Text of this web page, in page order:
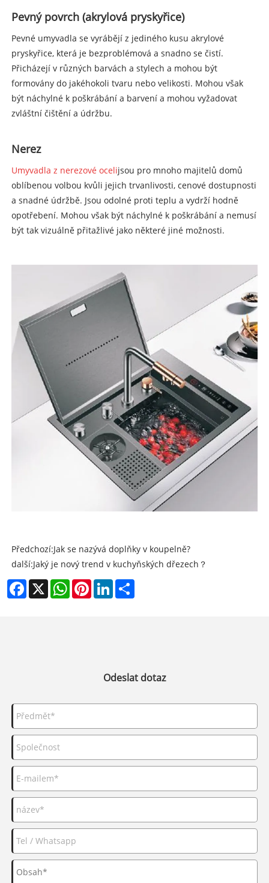
Pevný povrch (akrylová pryskyřice)
Pevné umyvadla se vyrábějí z jediného kusu akrylové
pryskyřice, která je bezproblémová a snadno se čistí.
Přicházejí v různých barvách a stylech a mohou být
formovány do jakéhokoli tvaru nebo velikosti. Mohou však
být náchylné k poškrábání a barvení a mohou vyžadovat
zvláštní čištění a údržbu.
Nerez
Umyvadla z nerezové ocelijsou pro mnoho majitelů domů
oblíbenou volbou kvůli jejich trvanlivosti, cenové dostupnosti
a snadné údržbě. Jsou odolné proti teplu a vydrží hodně
opotřebení. Mohou však být náchylné k poškrábání a nemusí
být tak vizuálně přitažlivé jako některé jiné možnosti.
Předchozí:Jak se nazývá doplňky v koupelně?
další:Jaký je nový trend v kuchyňských dřezech？
Facebook
X WhatsAppPinterestLinkedIn
Odeslat dotaz